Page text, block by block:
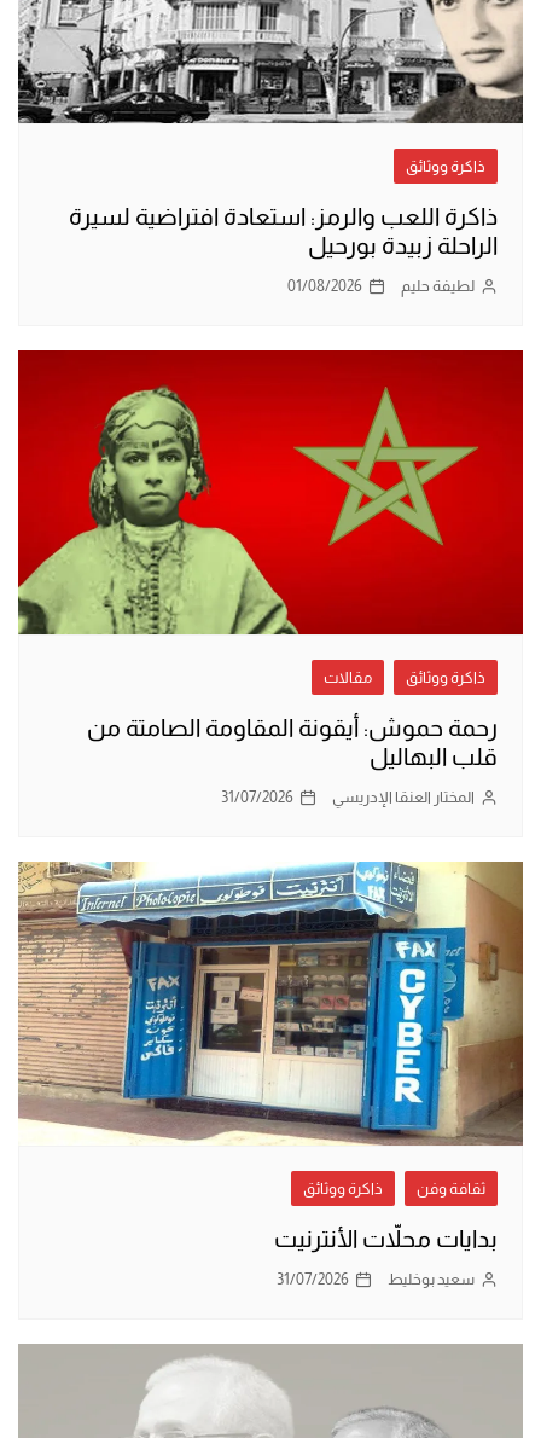
ذاكرة ووثائق
ذاكرة اللعب والرمز: استعادة افتراضية لسيرة
الراحلة زبيدة بورحيل
لطيفة حليم 01/08/2026
ذاكرة ووثائق مقالات
رحمة حموش: أيقونة المقاومة الصامتة من
قلب البهاليل
المختار العنقا الإدريسي 31/07/2026
ثقافة وفن ذاكرة ووثائق
بدايات محلاّت الأنترنيت
سعيد بوخليط 31/07/2026